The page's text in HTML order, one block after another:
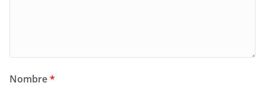
Nombre*